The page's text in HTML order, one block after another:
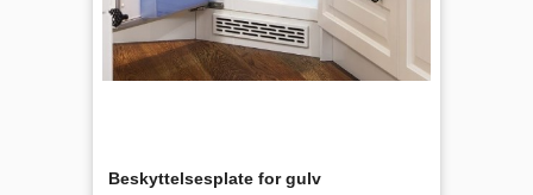
Beskyttelsesplate for gulv